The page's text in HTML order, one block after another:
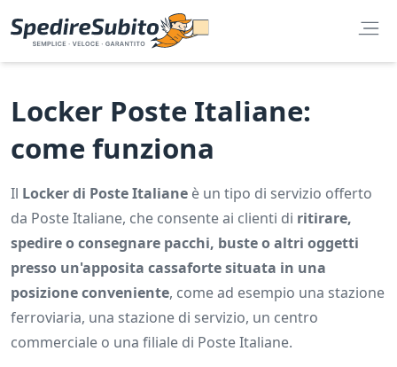
Locker Poste Italiane:
come funziona
Il Locker di Poste Italiane è un tipo di servizio offerto
da Poste Italiane, che consente ai clienti di ritirare,
spedire o consegnare pacchi, buste o altri oggetti
presso un'apposita cassaforte situata in una
posizione conveniente, come ad esempio una stazione
ferroviaria, una stazione di servizio, un centro
commerciale o una filiale di Poste Italiane.